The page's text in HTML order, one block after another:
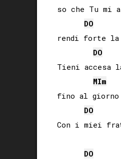
so che Tu mi
DO
rendi forte la
DO
Tieni accesa
MIm
fino al giorno
DO
Con i miei
DO